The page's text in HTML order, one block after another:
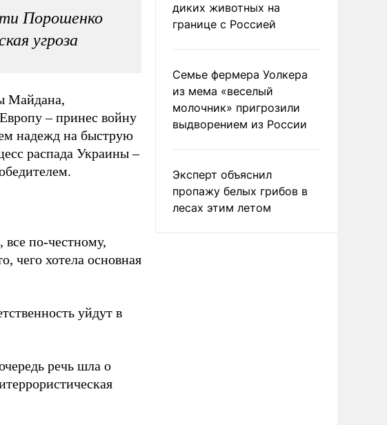
Порошенко
угроза
Майдана,
– принес войну
надежд на быструю
распада Украины –
по-честному,
чего хотела основная
уйдут в
речь шла о
диких животных на
границе с Россией
Семье фермера Уолкера
из мема «веселый
молочник» пригрозили
выдворением из России
Эксперт объяснил
пропажу белых грибов в
лесах этим летом